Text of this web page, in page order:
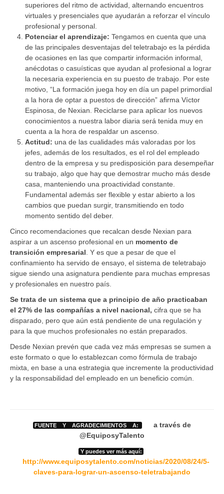
superiores del ritmo de actividad, alternando encuentros
virtuales y presenciales que ayudarán a reforzar el vínculo
profesional y personal.
Potenciar el aprendizaje: Tengamos en cuenta que una
de las principales desventajas del teletrabajo es la pérdida
de ocasiones en las que compartir información informal,
anécdotas o casuísticas que ayudan al profesional a lograr
la necesaria experiencia en su puesto de trabajo. Por este
motivo, “La formación juega hoy en día un papel primordial
a la hora de optar a puestos de dirección” afirma Víctor
Espinosa, de Nexian. Reciclarse para aplicar los nuevos
conocimientos a nuestra labor diaria será tenida muy en
cuenta a la hora de respaldar un ascenso.
Actitud: una de las cualidades más valoradas por los
jefes, además de los resultados, es el rol del empleado
dentro de la empresa y su predisposición para desempeñar
su trabajo, algo que hay que demostrar mucho más desde
casa, manteniendo una proactividad constante.
Fundamental además ser flexible y estar abierto a los
cambios que puedan surgir, transmitiendo en todo
momento sentido del deber.
Cinco recomendaciones que recalcan desde Nexian para
aspirar a un ascenso profesional en un momento de
transición empresarial . Y es que a pesar de que el
confinamiento ha servido de ensayo, el sistema de teletrabajo
sigue siendo una asignatura pendiente para muchas empresas
y profesionales en nuestro país.
Se trata de un sistema que a principio de año practicaban
el 27% de las compañías a nivel nacional, cifra que se ha
disparado, pero que aún está pendiente de una regulación y
para la que muchos profesionales no están preparados.
Desde Nexian prevén que cada vez más empresas se sumen a
este formato o que lo establezcan como fórmula de trabajo
mixta, en base a una estrategia que incremente la productividad
y la responsabilidad del empleado en un beneficio común.
FUENTE Y AGRADECIMIENTOS A:
a través de
@EquiposyTalento
Y puedes ver más aquí:
http://www.equiposytalento.com/noticias/2020/08/24/5-
claves-para-lograr-un-ascenso-teletrabajando